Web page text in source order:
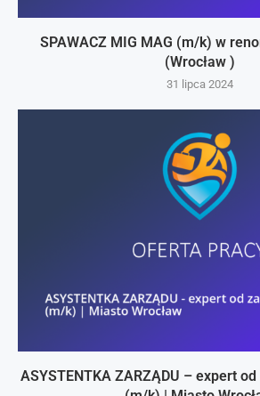
SPAWACZ MIG MAG (m/k) w
(Wrocław )
31 lipca 2024
ASYSTENTKA ZARZĄDU – expert